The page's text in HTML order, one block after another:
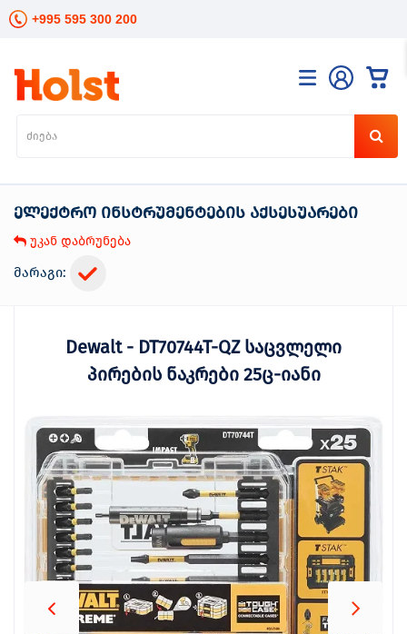
+995 595 300 200
ელექტრო ინსტრუმენტების აქსესუარები
უკან დაბრუნება
მარაგი:
Dewalt - DT70744T-QZ საცვლელი
პირების ნაკრები 25ც-იანი
კატალოგი
განათება
ინსტრუმენტები
ელექტრო
მოვლა
მცენარეთა
შეთავაზებები ბრენდები ბლოგი
სოც.
ქსელები